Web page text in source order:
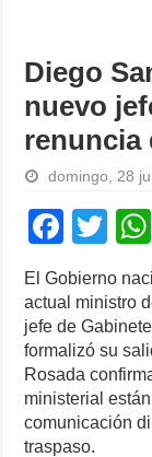
Diego
nuevo
renuncia
domingo, 28
F
a
c
e
b
o
o
T
tt
er
h
El Gobierno
actual ministro
jefe de
formalizó su
Rosada
ministerial
comunicación
traspaso.